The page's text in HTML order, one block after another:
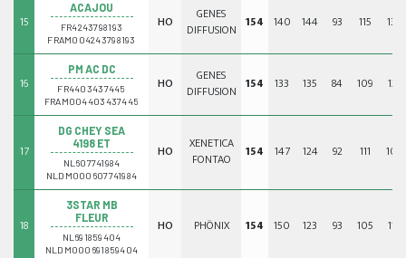
15
ACAJOU
FR4243798193
FRAM004243798193
HO
GENES
DIFFUSION 154 140 144 93 115 137
16
PM AC DC
FR4403437445
FRAM004403437445
HO
GENES
DIFFUSION 154 133 135 84 109 129
17
DG CHEY SEA
4198 ET
NL607741984
NLDM000607741984
HO
XENETICA
FONTAO
154 147 124 92 111 102
18
3STAR MB
FLEUR
NL691859404
NLDM000691859404
HO PHÖNIX 154 150 123 93 105 115